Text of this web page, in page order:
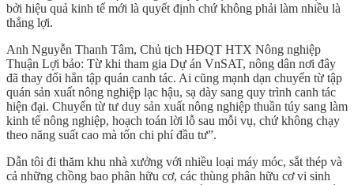
bởi hiệu quả kinh tế mới là quyết định chứ không phải làm nhiều là
thắng lợi.
Anh Nguyễn Thanh Tâm, Chủ tịch HĐQT HTX Nông nghiệp
Thuận Lợi bảo: Từ khi tham gia Dự án VnSAT, nông dân nơi đây
đã thay đổi hẳn tập quán canh tác. Ai cũng mạnh dạn chuyển từ tập
quán sản xuất nông nghiệp lạc hậu, sạ dày sang quy trình canh tác
hiện đại. Chuyển từ tư duy sản xuất nông nghiệp thuần túy sang làm
kinh tế nông nghiệp, hoạch toán lời lỗ sau mỗi vụ, chứ không chạy
theo năng suất cao mà tốn chi phí đầu tư”.
Dẫn tôi đi thăm khu nhà xưởng với nhiều loại máy móc, sắt thép và
cả những chồng bao phân hữu cơ, các thùng phân hữu cơ vi sinh